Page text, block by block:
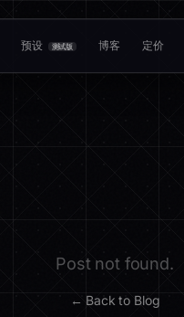
预设 测试版 博客 定价
Post not found.
← Back to Blog